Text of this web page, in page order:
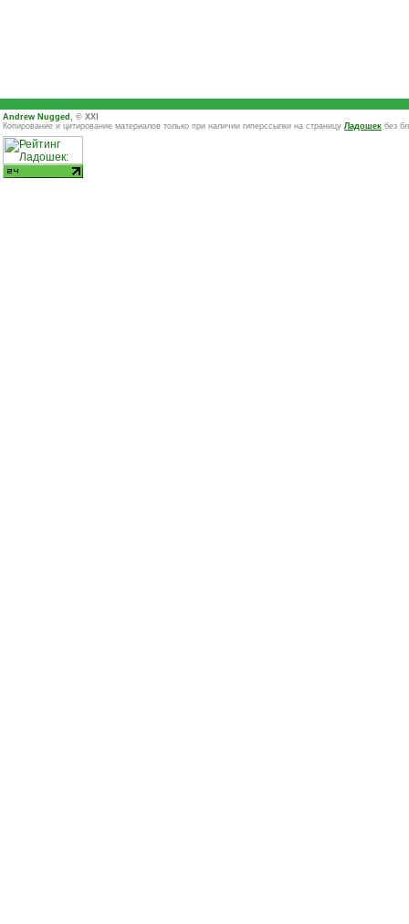
Andrew Nugged , © XXI
Копирование и цитирование материалов только при наличии гиперссылки на страницу Ладошек без